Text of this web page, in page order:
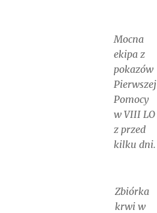
Mocna
ekipa z
pokazów
Pierwszej
Pomocy
w VIII LO
z przed
kilku dni.
Zbiórka
krwi w